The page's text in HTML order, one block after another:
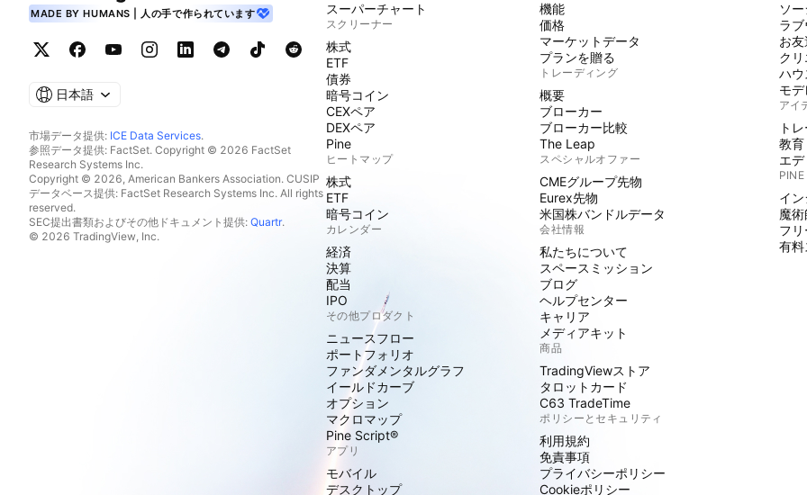
MADE BY HUMANS | 人の手で作られています
日本語
市場データ提供: ICE Data Services.
参照データ提供: FactSet. Copyright © 2026 FactSet
Research Systems Inc.
Copyright © 2026, American Bankers Association. CUSIP
データベース提供: FactSet Research Systems Inc. All rights
reserved.
SEC提出書類およびその他ドキュメント提供: Quartr.
© 2026 TradingView, Inc.
スーパーチャート
スクリーナー
株式
ETF
債券
暗号コイン
CEXペア
DEXペア
Pine
ヒートマップ
株式
ETF
暗号コイン
カレンダー
経済
決算
配当
IPO
その他プロダクト
ニュースフロー
ポートフォリオ
ファンダメンタルグラフ
イールドカーブ
オプション
マクロマップ
Pine Script®
アプリ
モバイル
デスクトップ
機能
価格
マーケットデータ
プランを贈る
トレーディング
概要
ブローカー
ブローカー比較
The Leap
スペシャルオファー
CMEグループ先物
Eurex先物
米国株バンドルデータ
会社情報
私たちについて
スペースミッション
ブログ
ヘルプセンター
キャリア
メディアキット
商品
TradingViewストア
タロットカード
C63 TradeTime
ポリシーとセキュリティ
利用規約
免責事項
プライバシーポリシー
Cookieポリシー
ソ
ラ
お
ク
ハウ
モ
アイ
ト
教育
エ
イ
魔術
フ
有料